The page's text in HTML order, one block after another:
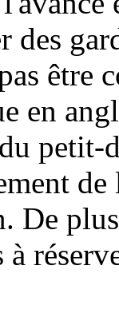
des
être
en
petit-
De
à